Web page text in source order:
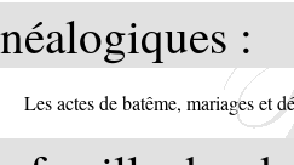
:
Les actes de batême, mariages et